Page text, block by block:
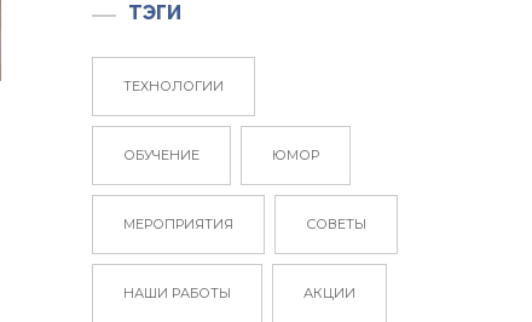
ТЭГИ
ТЕХНОЛОГИИ
ОБУЧЕНИЕ ЮМОР
МЕРОПРИЯТИЯ СОВЕТЫ
НАШИ РАБОТЫ АКЦИИ